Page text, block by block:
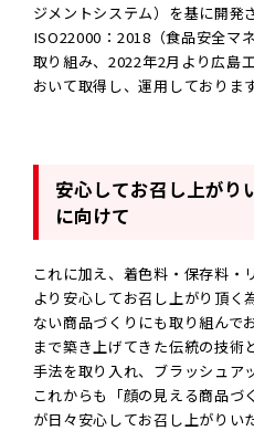
ジメントシステム）を基に開発
ISO22000：2018（食品安全マ
取り組み、2022年2月より広島
おいて取得し、運用しております
安心してお召し上がり
に向けて
これに加え、着色料・保存料・
より安心してお召し上がり頂く
ない商品づくりにも取り組んで
まで築き上げてきた伝統の技術
手法を取り入れ、ブラッシュア
これからも「顔の見える商品づ
が日々安心してお召し上がりい